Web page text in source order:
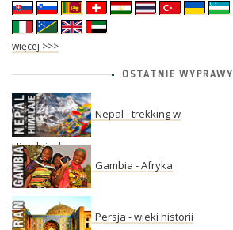
więcej >>>
OSTATNIE WYPRAWY
Nepal - trekking w
Himalajach
Gambia - Afryka
Persja - wieki historii